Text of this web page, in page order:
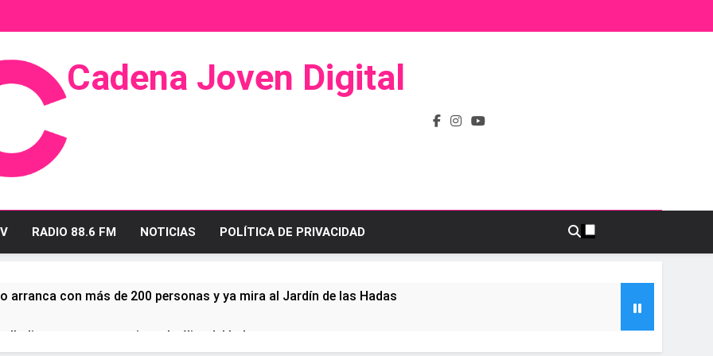
Cadena Joven Digital
Radio Y Televisión
RADIO 88.6 FM NOTICIAS POLÍTICA DE PRIVACIDAD
arranca con más de 200 personas y ya mira al Jardín de las Hadas
linense tras conquistar la élite del baloncesto